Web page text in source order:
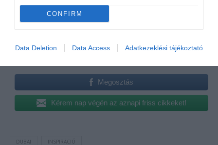
CONFIRM
Data Deletion Data Access Adatkezeklési tájékoztató
vendégélmény tanácsadó,
okl. turisztikai fejlesztési menedzser
hasznos és minőségi tartalmakat tehessek közzé.
Megosztás
Kérem nap végén az aznapi friss cikkeket!
DUBAI INSPIRÁCIÓ